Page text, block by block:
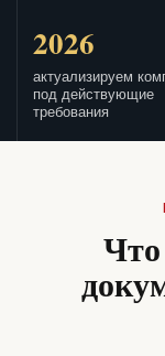
2026
актуализируем
под действующие
требования